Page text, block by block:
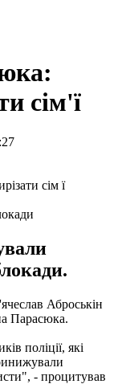
сім'ї
Аброськін
Парасюка.
поліції, які
- процитував